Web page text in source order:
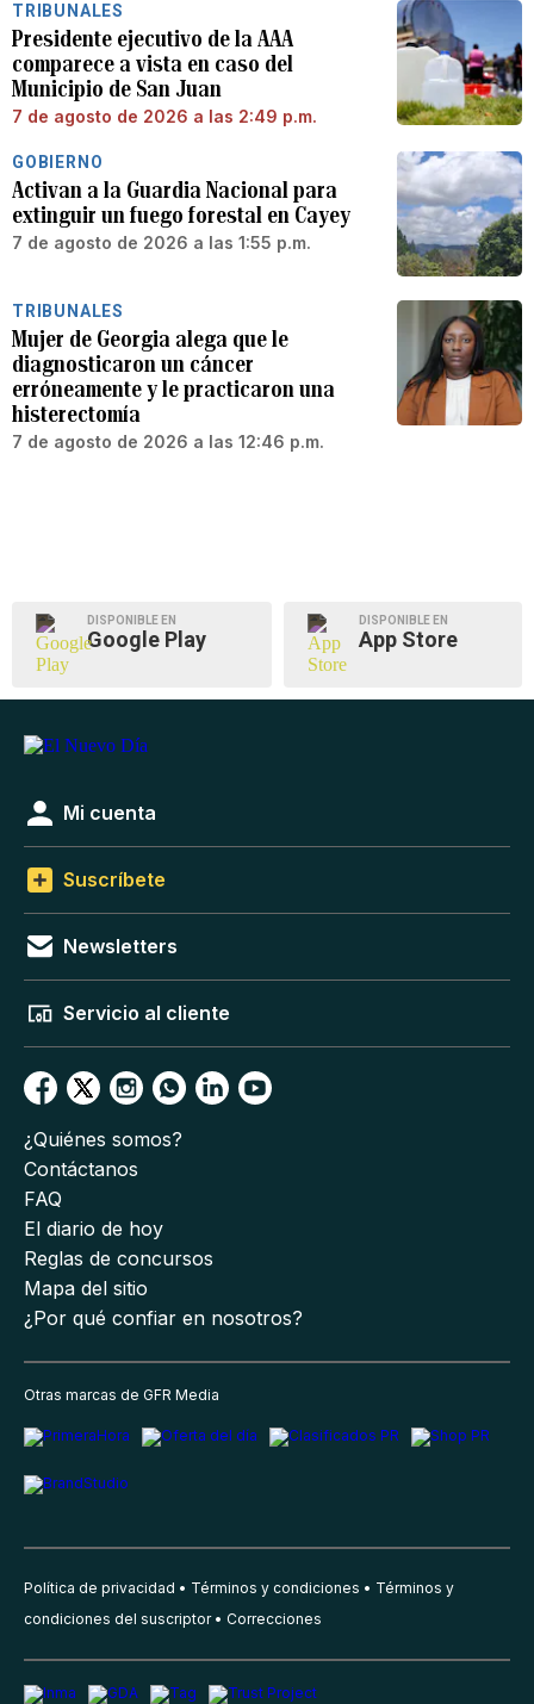
TRIBUNALES
Presidente ejecutivo de la AAA
comparece a vista en caso del
Municipio de San Juan
7 de agosto de 2026 a las 2:49 p.m.
GOBIERNO
Activan a la Guardia Nacional para
extinguir un fuego forestal en Cayey
7 de agosto de 2026 a las 1:55 p.m.
TRIBUNALES
Mujer de Georgia alega que le
diagnosticaron un cáncer
erróneamente y le practicaron una
histerectomía
7 de agosto de 2026 a las 12:46 p.m.
DISPONIBLE EN
Google Play
DISPONIBLE EN
App Store
Mi cuenta
Suscríbete
Newsletters
Servicio al cliente
¿Quiénes somos?
Contáctanos
FAQ
El diario de hoy
Reglas de concursos
Mapa del sitio
¿Por qué confiar en nosotros?
Otras marcas de GFR Media
Política de privacidad Términos y condiciones
Términos y
condiciones del suscriptor
Correcciones